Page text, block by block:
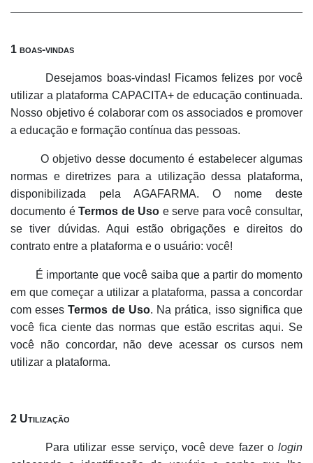
1 boas-vindas
Desejamos boas-vindas! Ficamos felizes por você
utilizar a plataforma CAPACITA+ de educação continuada.
Nosso objetivo é colaborar com os associados e promover
a educação e formação contínua das pessoas.
O objetivo desse documento é estabelecer algumas
normas e diretrizes para a utilização dessa plataforma,
disponibilizada pela AGAFARMA. O nome deste
documento éTermos de Uso e serve para você consultar,
se tiver dúvidas. Aqui estão obrigações e direitos do
contrato entre a plataforma e o usuário: você!
É importante que você saiba que a partir do momento
em que começar a utilizar a plataforma, passa a concordar
com essesTermos de Uso. Na prática, isso significa que
você fica ciente das normas que estão escritas aqui. Se
você não concordar, não deve acessar os cursos nem
utilizar a plataforma.
2 Utilização
Para utilizar esse serviço, você deve fazer o login